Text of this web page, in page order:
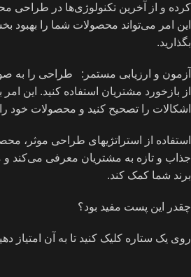
کرده و از آخرین تکنولوژی‌ها در طراحی
این امر می‌تواند محصولات شما را بهبود
بگذارید.
آزمون و ارزیابی مستمر: طراحی را به
از بازخورد مشتریان استفاده کنید. این
اشکالات را تصحیح کنید و محصولات خود را
استفاده از استراتژیهای طراحی موثر،
جذاب و تازه به مشتریان معرفی می‌کند و
برند شما کمک کند.
چقدر این پست مفید بود؟
روی یک ستاره کلیک کنید تا به آن امتیاز